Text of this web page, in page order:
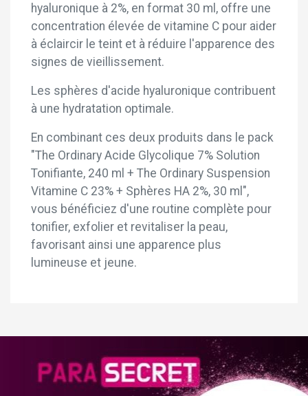
hyaluronique à 2%, en format 30 ml, offre une
concentration élevée de vitamine C pour aider
à éclaircir le teint et à réduire l'apparence des
signes de vieillissement.
Les sphères d'acide hyaluronique contribuent
à une hydratation optimale.
En combinant ces deux produits dans le pack
"The Ordinary Acide Glycolique 7% Solution
Tonifiante, 240 ml + The Ordinary Suspension
Vitamine C 23% + Sphères HA 2%, 30 ml",
vous bénéficiez d'une routine complète pour
tonifier, exfolier et revitaliser la peau,
favorisant ainsi une apparence plus
lumineuse et jeune.